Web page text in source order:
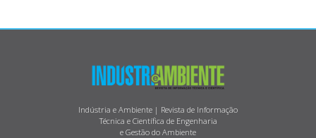
Indústria e Ambiente | Revista de Informação
Técnica e Científica de Engenharia
e Gestão do Ambiente